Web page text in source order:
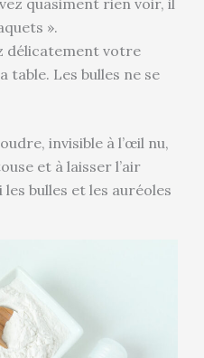
».
délicatement votre
Les bulles ne se
invisible à l’œil nu,
et à laisser l’air
bulles et les auréoles